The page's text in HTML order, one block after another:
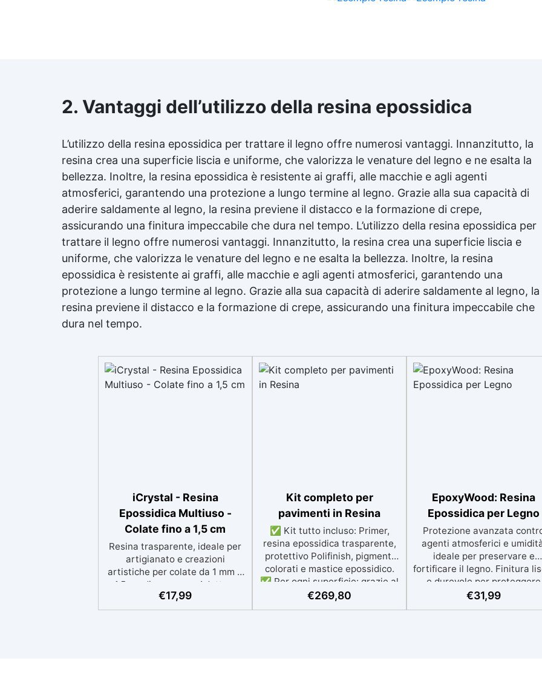
2. Vantaggi dell’utilizzo della resina epossidica
L’utilizzo della resina epossidica per trattare il legno offre numerosi vantaggi. Innanzitutto, la
resina crea una superficie liscia e uniforme, che valorizza le venature del legno e ne esalta la
bellezza. Inoltre, la resina epossidica è resistente ai graffi, alle macchie e agli agenti
atmosferici, garantendo una protezione a lungo termine al legno. Grazie alla sua capacità di
aderire saldamente al legno, la resina previene il distacco e la formazione di crepe,
assicurando una finitura impeccabile che dura nel tempo. L’utilizzo della resina epossidica per
trattare il legno offre numerosi vantaggi. Innanzitutto, la resina crea una superficie liscia e
uniforme, che valorizza le venature del legno e ne esalta la bellezza. Inoltre, la resina
epossidica è resistente ai graffi, alle macchie e agli agenti atmosferici, garantendo una
protezione a lungo termine al legno. Grazie alla sua capacità di aderire saldamente al legno, la
resina previene il distacco e la formazione di crepe, assicurando una finitura impeccabile che
dura nel tempo.
iCrystal - Resina
Epossidica Multiuso -
Colate fino a 1,5 cm
Resina trasparente, ideale per
artigianato e creazioni
artistiche per colate da 1 mm a
1,5 cm di spessore. Adatta a
Tutti grazie al facile rapporto di
miscelazione 2:1, garantisce un
€17,99
Kit completo per
pavimenti in Resina
✅ Kit tutto incluso: Primer,
resina epossidica trasparente,
protettivo Polifinish, pigmenti
colorati e mastice epossidico.
✅ Per ogni superficie: grazie al
primer universale è applicabile
sia su calcestruzzo, piastrelle e
€269,80
EpoxyWood: Resina
Epossidica per Legno
Protezione avanzata
agenti atmosferici e
ideale per preservare e
fortificare il legno. Finitura
e durevole per proteggere
restaurare mobili, barche e
strutture in legno con un
€31,99